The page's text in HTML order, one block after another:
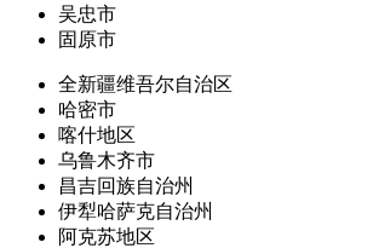
吴忠市
固原市
全新疆维吾尔自治区
哈密市
喀什地区
乌鲁木齐市
昌吉回族自治州
伊犁哈萨克自治州
阿克苏地区